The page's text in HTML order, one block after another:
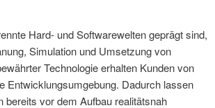
Hard- und Softwarewelten geprägt sind,
Simulation und Umsetzung von
Technologie erhalten Kunden von
Entwicklungsumgebung. Dadurch lassen
vor dem Aufbau realitätsnah